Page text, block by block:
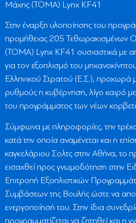
Μάχης (ΤΟΜΑ) Lynx KF41
Στην έναρξη υλοποίησης του
προμήθειας 205 Τεθωρακισμένων
(ΤΟΜΑ) Lynx KF41 ουσιαστικά με
για τον εξοπλισμό του
Ελληνικού Στρατού (Ε.Σ.), προχωρά
ρυθμούς η κυβέρνηση, λίγο καιρό
του προγράμματος των νέων
Σύμφωνα με πληροφορίες, την
κατά την οποία αναμένεται και η
καγκελάριου Σολτς στην Αθήνα, το
εισαχθεί προς γνωμοδότηση στην
Επιτροπή Εξοπλιστικών
Συμβάσεων της Βουλής ώστε να
ενεργοποίησή του. Στην ίδια